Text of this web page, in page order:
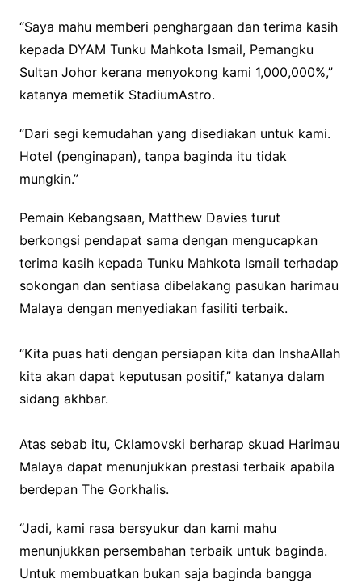
“Saya mahu memberi penghargaan dan terima kasih
kepada DYAM Tunku Mahkota Ismail, Pemangku
Sultan Johor kerana menyokong kami 1,000,000%,”
katanya memetik StadiumAstro.
“Dari segi kemudahan yang disediakan untuk kami.
Hotel (penginapan), tanpa baginda itu tidak
mungkin.”
Pemain Kebangsaan, Matthew Davies turut
berkongsi pendapat sama dengan mengucapkan
terima kasih kepada Tunku Mahkota Ismail terhadap
sokongan dan sentiasa dibelakang pasukan harimau
Malaya dengan menyediakan fasiliti terbaik.
“Kita puas hati dengan persiapan kita dan InshaAllah
kita akan dapat keputusan positif,” katanya dalam
sidang akhbar.
Atas sebab itu, Cklamovski berharap skuad Harimau
Malaya dapat menunjukkan prestasi terbaik apabila
berdepan The Gorkhalis.
“Jadi, kami rasa bersyukur dan kami mahu
menunjukkan persembahan terbaik untuk baginda.
Untuk membuatkan bukan saja baginda bangga